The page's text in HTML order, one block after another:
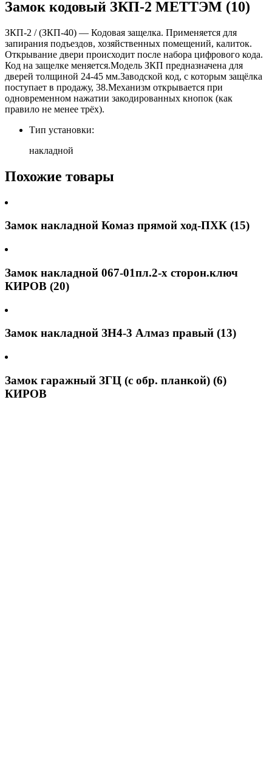
Замок кодовый ЗКП-2 МЕТТЭМ (10)
ЗКП-2 / (ЗКП-40) — Кодовая защелка. Применяется для
запирания подъездов, хозяйственных помещений, калиток.
Открывание двери происходит после набора цифрового кода.
Код на защелке меняется.Модель ЗКП предназначена для
дверей толщиной 24-45 мм.Заводской код, с которым защёлка
поступает в продажу, 38.Механизм открывается при
одновременном нажатии закодированных кнопок (как
правило не менее трёх).
Тип установки:
накладной
Похожие товары
Замок накладной Комаз прямой ход-ПХК (15)
Замок накладной 067-01пл.2-х сторон.ключ
КИРОВ (20)
Замок накладной ЗН4-3 Алмаз правый (13)
Замок гаражный ЗГЦ (с обр. планкой) (6)
КИРОВ